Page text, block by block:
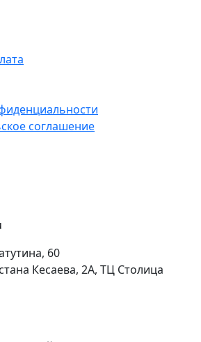
соглашение
60
Кесаева, 2А, ТЦ Столица